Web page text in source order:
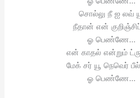
சொல்லு நீ ஐ லவ்
நீதான் என் குறிஞ்சிப்
ஓ பெண்ணே…
என் காதல் என்றும்
மேக் சர் யூ நெவெர்
ஓ பெண்ணே…